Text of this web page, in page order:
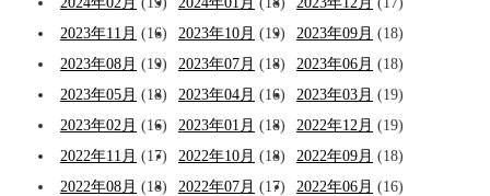
2023年11月 (16) 2023年10月 (19) 2023年09月 (18)
2023年08月 (19) 2023年07月 (18) 2023年06月 (18)
2023年05月 (18) 2023年04月 (16) 2023年03月 (19)
2023年02月 (16) 2023年01月 (18) 2022年12月 (19)
2022年11月 (17) 2022年10月 (18) 2022年09月 (18)
2022年08月 (18) 2022年07月 (17) 2022年06月 (16)